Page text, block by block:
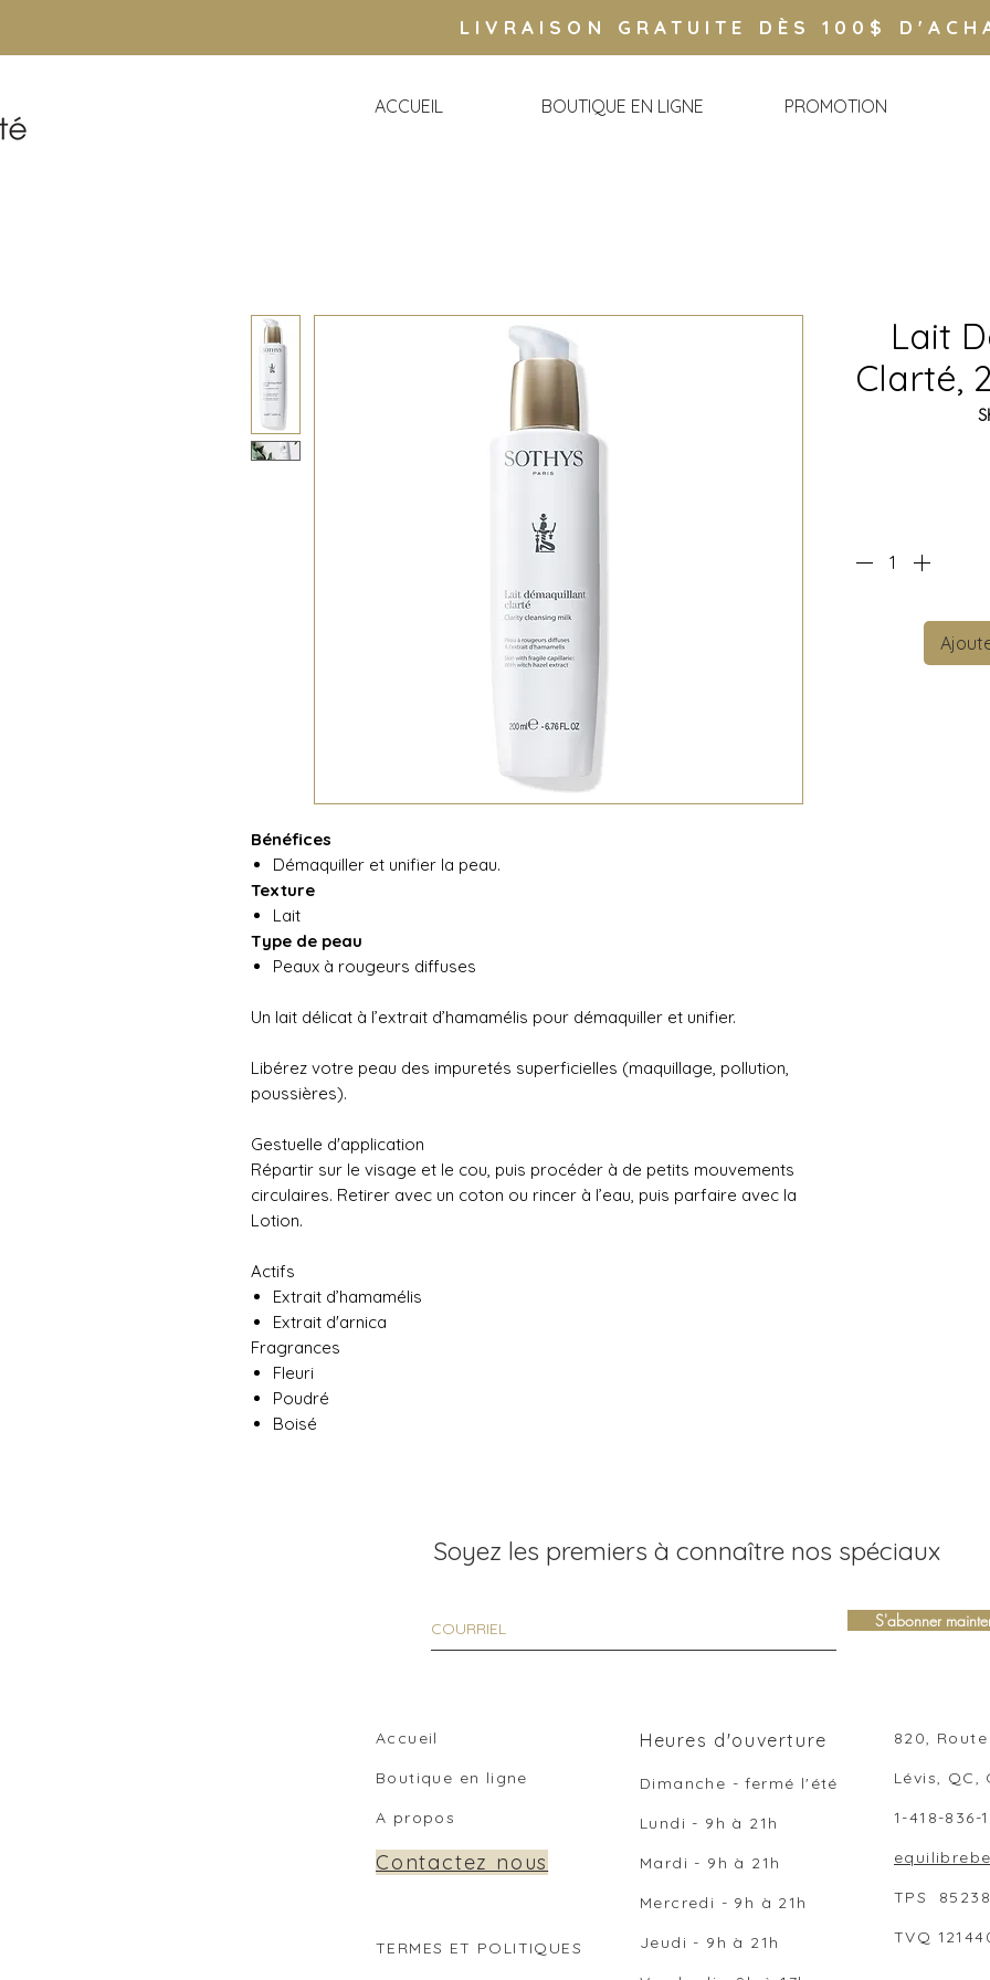
LIVRAISON GRATUITE DÈS 100$
ACCUEIL BOUTIQUE EN LIGNE PROMOTION
Bénéfices
Démaquiller et unifier la peau.
Texture
Lait
Type de peau
Peaux à rougeurs diffuses
Un lait délicat à l’extrait d’hamamélis pour démaquiller et unifier.
Libérez votre peau des impuretés superficielles (maquillage, pollution,
poussières).
Gestuelle d'application
Répartir sur le visage et le cou, puis procéder à de petits mouvements
circulaires. Retirer avec un coton ou rincer à l’eau, puis parfaire avec la
Lotion.
Actifs
Extrait d’hamamélis
Extrait d'arnica
Fragrances
Fleuri
Poudré
Boisé
Lait
Clarté,
Soyez les premiers à connaître nos spéciaux
S'abonner
Accueil
Boutique en ligne
A propos
Contactez nous
TERMES ET POLITIQUES
Heures d'ouverture
Dimanche - fermé l'été
Lundi - 9h à 21h
Mardi - 9h à 21 h
Mercredi - 9h à 21 h
Jeudi - 9h à 21 h
820,
Lévis, QC,
1-418-836-
TPS
TVQ